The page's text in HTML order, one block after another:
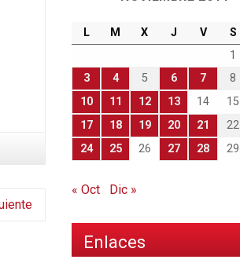
L M X J V S
1
3
4 5 6 7 8
10
11 12 13 14 15
17
18 19 20 21 22
24
25 26 27 28 29
« Oct Dic »
Enlaces